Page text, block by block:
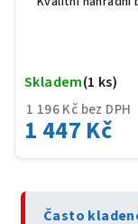
1 196 Kč bez DPH
1 447 Kč
Skladem(1 ks)
Často